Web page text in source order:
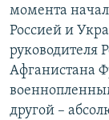
момента
Россией и
руководителя
Афганистана
другой –